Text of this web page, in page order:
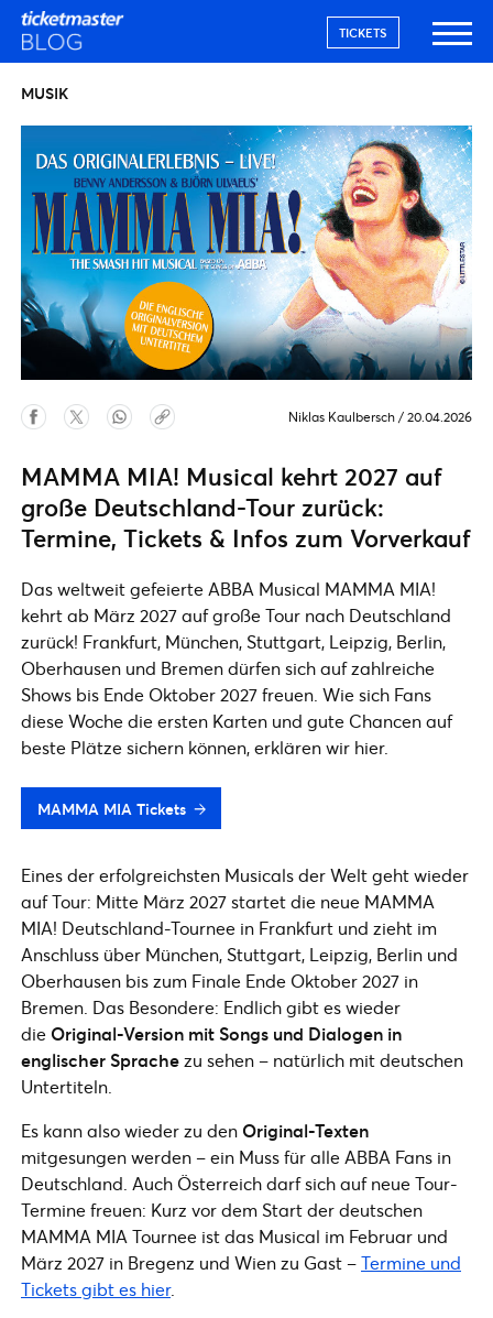
TICKETS
MUSIK
Niklas Kaulbersch / 20.04.2026
MAMMA MIA! Musical kehrt 2027 auf
große Deutschland-Tour zurück:
Termine, Tickets & Infos zum Vorverkauf
Das weltweit gefeierte ABBA Musical MAMMA MIA!
kehrt ab März 2027 auf große Tour nach Deutschland
zurück! Frankfurt, München, Stuttgart, Leipzig, Berlin,
Oberhausen und Bremen dürfen sich auf zahlreiche
Shows bis Ende Oktober 2027 freuen. Wie sich Fans
diese Woche die ersten Karten und gute Chancen auf
beste Plätze sichern können, erklären wir hier.
MAMMA MIA Tickets
Eines der erfolgreichsten Musicals der Welt geht wieder
auf Tour: Mitte März 2027 startet die neue MAMMA
MIA! Deutschland-Tournee in Frankfurt und zieht im
Anschluss über München, Stuttgart, Leipzig, Berlin und
Oberhausen bis zum Finale Ende Oktober 2027 in
Bremen. Das Besondere: Endlich gibt es wieder
die Original-Version mit Songs und Dialogen in
englischer Sprachezu sehen – natürlich mit deutschen
Untertiteln.
Es kann also wieder zu den Original-Texten
mitgesungen werden – ein Muss für alle ABBA Fans in
Deutschland. Auch Österreich darf sich auf neue Tour-
Termine freuen: Kurz vor dem Start der deutschen
MAMMA MIA Tournee ist das Musical im Februar und
März 2027 in Bregenz und Wien zu Gast –Termine und
Tickets gibt es hier.